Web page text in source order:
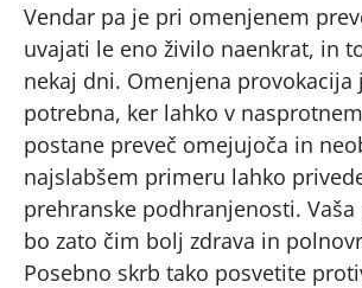
Vendar pa je pri omenjenem
uvajati le eno živilo naenkrat, in
nekaj dni. Omenjena provokacija
potrebna, ker lahko v
postane preveč omejujoča in
najslabšem primeru lahko
prehranske podhranjenosti.
bo zato čim bolj zdrava in
Posebno skrb tako posvetite